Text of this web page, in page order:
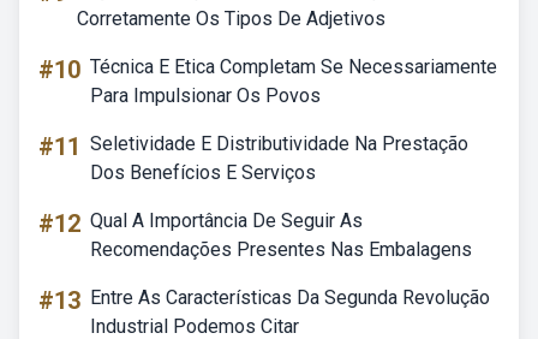
Corretamente Os Tipos De Adjetivos
#10 Técnica E Etica Completam Se Necessariamente
Para Impulsionar Os Povos
#11 Seletividade E Distributividade Na Prestação
Dos Benefícios E Serviços
#12 Qual A Importância De Seguir As
Recomendações Presentes Nas Embalagens
#13 Entre As Características Da Segunda Revolução
Industrial Podemos Citar